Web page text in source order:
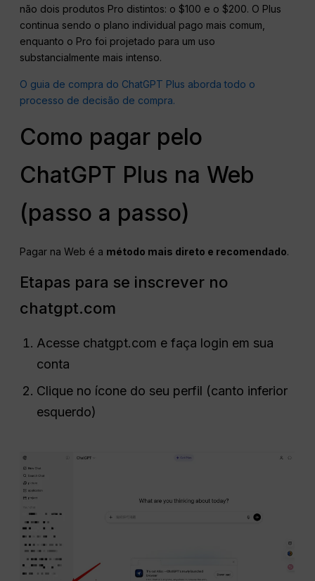
não dois produtos Pro distintos: o $100 e o $200. O Plus
continua sendo o plano individual pago mais comum,
enquanto o Pro foi projetado para um uso
substancialmente mais intenso.
O guia de compra do ChatGPT Plus aborda todo o
processo de decisão de compra.
Como pagar pelo
ChatGPT Plus na Web
(passo a passo)
Pagar na Web é a método mais direto e recomendado.
Etapas para se inscrever no
chatgpt.com
Acesse chatgpt.com e faça login em sua
conta
Clique no ícone do seu perfil (canto inferior
esquerdo)